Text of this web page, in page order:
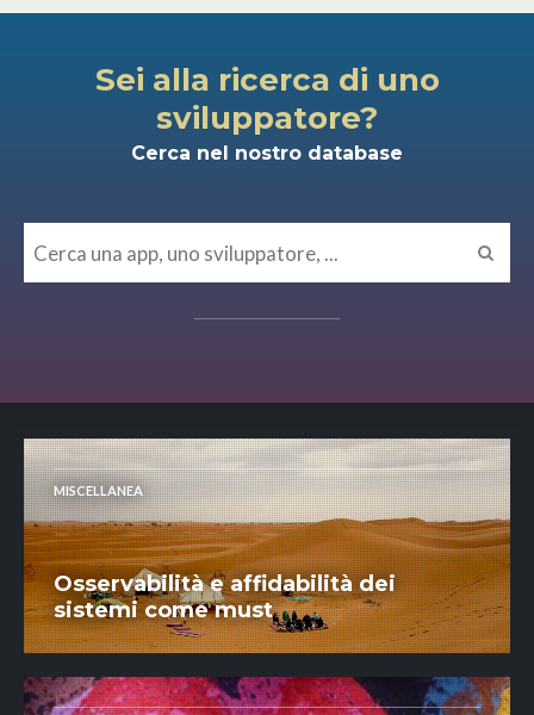
Sei alla ricerca di uno
sviluppatore?
Cerca nel nostro database
MISCELLANEA
Osservabilità e affidabilità dei
sistemi come must